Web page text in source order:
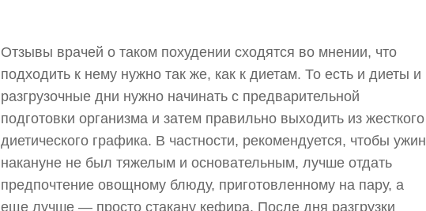
Отзывы врачей о таком похудении сходятся во мнении, что
подходить к нему нужно так же, как к диетам. То есть и диеты и
разгрузочные дни нужно начинать с предварительной
подготовки организма и затем правильно выходить из жесткого
диетического графика. В частности, рекомендуется, чтобы ужин
накануне не был тяжелым и основательным, лучше отдать
предпочтение овощному блюду, приготовленному на пару, а
еще лучше — просто стакану кефира. После дня разгрузки